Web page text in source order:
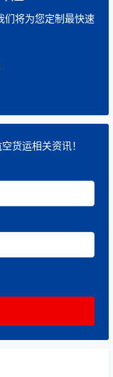
们将为您定制最快速
货运相关资讯！